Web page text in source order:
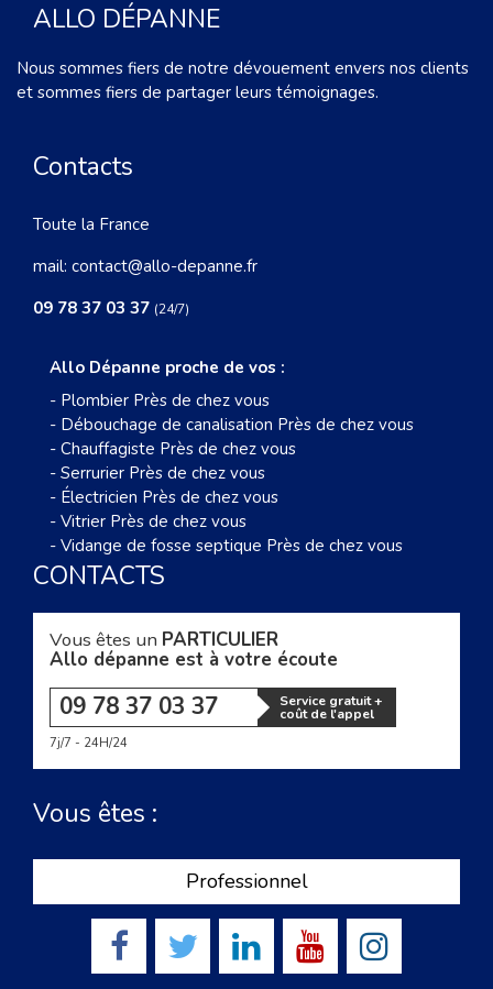
ALLO DÉPANNE
Nous sommes fiers de notre dévouement envers nos clients
et sommes fiers de partager leurs témoignages.
Contacts
Toute la France
mail: contact@allo-depanne.fr
09 78 37 03 37 (24/7)
Allo Dépanne proche de vos :
- Plombier Près de chez vous
- Débouchage de canalisation Près de chez vous
- Chauffagiste Près de chez vous
- Serrurier Près de chez vous
- Électricien Près de chez vous
- Vitrier Près de chez vous
- Vidange de fosse septique Près de chez vous
CONTACTS
Vous êtes un PARTICULIER
Allo dépanne est à votre écoute
09 78 37 03 37 Service gratuit +
coût de l'appel
7j/7 - 24H/24
Vous êtes :
Professionnel